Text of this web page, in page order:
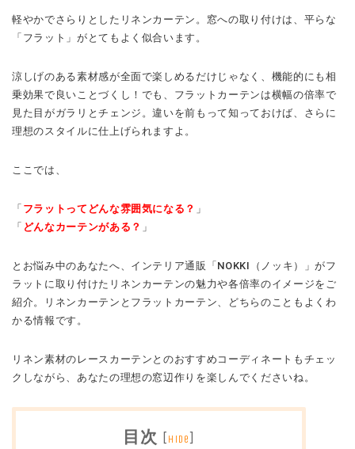
軽やかでさらりとしたリネンカーテン。窓への取り付けは、平らな
「フラット」がとてもよく似合います。
涼しげのある素材感が全面で楽しめるだけじゃなく、機能的にも相
乗効果で良いことづくし！でも、フラットカーテンは横幅の倍率で
見た目がガラリとチェンジ。違いを前もって知っておけば、さらに
理想のスタイルに仕上げられますよ。
ここでは、
「 フラットってどんな雰囲気になる？ 」
「 どんなカーテンがある？ 」
とお悩み中のあなたへ、インテリア通販「NOKKI（ノッキ）」がフ
ラットに取り付けたリネンカーテンの魅力や各倍率のイメージをご
紹介。リネンカーテンとフラットカーテン、どちらのこともよくわ
かる情報です。
リネン素材のレースカーテンとのおすすめコーディネートもチェッ
クしながら、あなたの理想の窓辺作りを楽しんでくださいね。
目次 [hide]